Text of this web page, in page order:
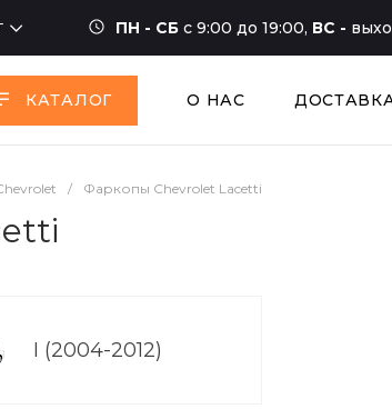
ПН - СБ с 9:00 до 19:00, ВС -
КАТАЛОГ О НАС
/ Фаркопы Chevrolet Lacetti
I (2004-2012)